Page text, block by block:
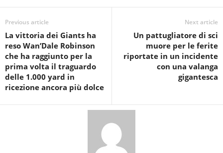
Previous article
La vittoria dei Giants ha
reso Wan’Dale Robinson
che ha raggiunto per la
prima volta il traguardo
delle 1.000 yard in
ricezione ancora più dolce
Next article
Un pattugliatore di sci
muore per le ferite
riportate in un incidente
con una valanga
gigantesca